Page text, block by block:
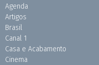
Agenda
Artigos
Brasil
Canal 1
Casa e Acabamento
Cinema